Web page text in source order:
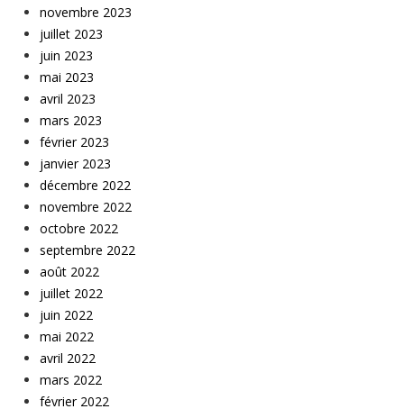
novembre 2023
juillet 2023
juin 2023
mai 2023
avril 2023
mars 2023
février 2023
janvier 2023
décembre 2022
novembre 2022
octobre 2022
septembre 2022
août 2022
juillet 2022
juin 2022
mai 2022
avril 2022
mars 2022
février 2022